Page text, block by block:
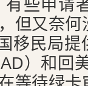
些申请
但又奈
移民局提
）和回